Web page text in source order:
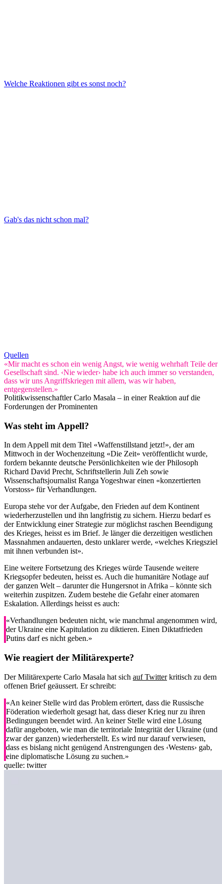
Welche Reaktionen gibt es sonst noch?
Gab's das nicht schon mal?
Quellen
«Mir macht es schon ein wenig Angst, wie wenig wehrhaft Teile der
Gesellschaft sind. ‹Nie wieder› habe ich auch immer so verstanden,
dass wir uns Angriffskriegen mit allem, was wir haben,
entgegenstellen.»
Politikwissenschaftler Carlo Masala – in einer Reaktion auf die
Forderungen der Prominenten
Was steht im Appell?
In dem Appell mit dem Titel «Waffenstillstand jetzt!», der am
Mittwoch in der Wochenzeitung «Die Zeit» veröffentlicht wurde,
fordern bekannte deutsche Persönlichkeiten wie der Philosoph
Richard David Precht, Schriftstellerin Juli Zeh sowie
Wissenschaftsjournalist Ranga Yogeshwar einen «konzertierten
Vorstoss» für Verhandlungen.
Europa stehe vor der Aufgabe, den Frieden auf dem Kontinent
wiederherzustellen und ihn langfristig zu sichern. Hierzu bedarf es
der Entwicklung einer Strategie zur möglichst raschen Beendigung
des Krieges, heisst es im Brief. Je länger die derzeitigen westlichen
Massnahmen andauerten, desto unklarer werde, «welches Kriegsziel
mit ihnen verbunden ist».
Eine weitere Fortsetzung des Krieges würde Tausende weitere
Kriegsopfer bedeuten, heisst es. Auch die humanitäre Notlage auf
der ganzen Welt – darunter die Hungersnot in Afrika – könnte sich
weiterhin zuspitzen. Zudem bestehe die Gefahr einer atomaren
Eskalation. Allerdings heisst es auch:
«Verhandlungen bedeuten nicht, wie manchmal angenommen wird,
der Ukraine eine Kapitulation zu diktieren. Einen Diktatfrieden
Putins darf es nicht geben.»
Wie reagiert der Militärexperte?
Der Militärexperte Carlo Masala hat sich auf Twitterkritisch zu dem
offenen Brief geäussert. Er schreibt:
«An keiner Stelle wird das Problem erörtert, dass die Russische
Föderation wiederholt gesagt hat, dass dieser Krieg nur zu ihren
Bedingungen beendet wird. An keiner Stelle wird eine Lösung
dafür angeboten, wie man die territoriale Integrität der Ukraine (und
zwar der ganzen) wiederherstellt. Es wird nur darauf verwiesen,
dass es bislang nicht genügend Anstrengungen des ‹Westens› gab,
eine diplomatische Lösung zu suchen.»
quelle: twitter